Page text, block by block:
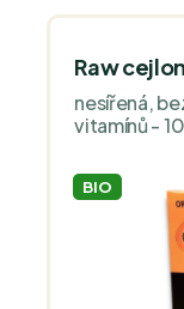
Raw
nesířená,
vitamínů -
BIO